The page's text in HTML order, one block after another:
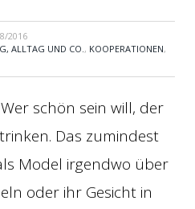
2016
ALLTAG UND CO., KOOPERATIONEN,
schön sein will, der
Das zumindest
Model irgendwo über
oder ihr Gesicht in